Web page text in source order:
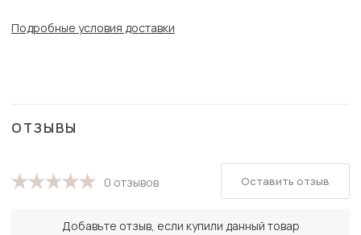
Подробные условия доставки
ОТЗЫВЫ
0 отзывов
Добавьте отзыв, если купили данный товар
Оставить отзыв